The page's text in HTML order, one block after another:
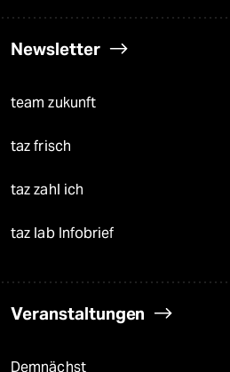
Newsletter
team zukunft
taz frisch
taz zahl ich
taz lab Infobrief
Veranstaltungen
Demnächst